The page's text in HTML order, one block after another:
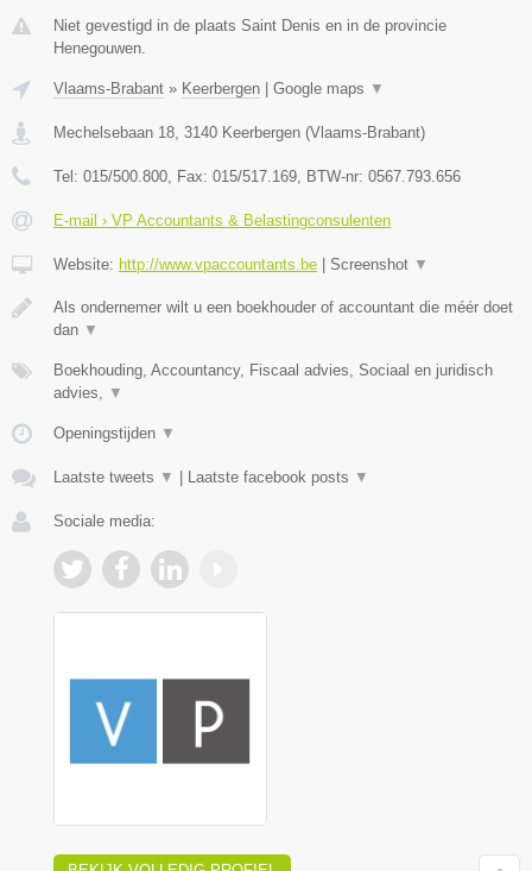
Niet gevestigd in de plaats Saint Denis en in de provincie
Henegouwen.
Vlaams-Brabant » Keerbergen Google maps ▼
Mechelsebaan 18, 3140 Keerbergen (Vlaams-Brabant)
Tel: 015/500.800, Fax: 015/517.169, BTW-nr: 0567.793.656
E-mail › VP Accountants & Belastingconsulenten
Website: http://www.vpaccountants.be Screenshot ▼
Als ondernemer wilt u een boekhouder of accountant die méér doet
dan ▼
Boekhouding, Accountancy, Fiscaal advies, Sociaal en juridisch
advies, ▼
Openingstijden ▼
Laatste tweets ▼ Laatste facebook posts ▼
Sociale media: